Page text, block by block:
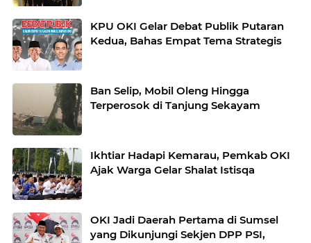
KPU OKI Gelar Debat Publik Putaran
Kedua, Bahas Empat Tema Strategis
Ban Selip, Mobil Oleng Hingga
Terperosok di Tanjung Sekayam
Ikhtiar Hadapi Kemarau, Pemkab OKI
Ajak Warga Gelar Shalat Istisqa
OKI Jadi Daerah Pertama di Sumsel
yang Dikunjungi Sekjen DPP PSI,